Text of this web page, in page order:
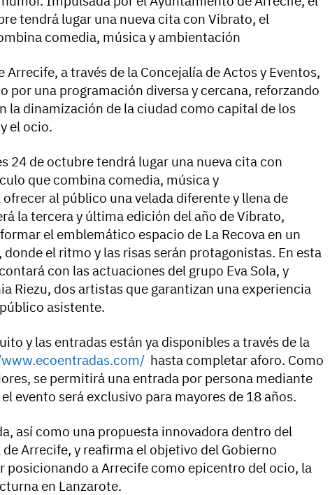
tendrá lugar una nueva cita con Vibrato, el
comedia, música y ambientación
Arrecife, a través de la Concejalía de Actos y Eventos,
por una programación diversa y cercana, reforzando
la dinamización de la ciudad como capital de los
el ocio.
24 de octubre tendrá lugar una nueva cita con
que combina comedia, música y
al público una velada diferente y llena de
la tercera y última edición del año de Vibrato,
el emblemático espacio de La Recova en un
el ritmo y las risas serán protagonistas. En esta
con las actuaciones del grupo Eva Sola, y
Riezu, dos artistas que garantizan una experiencia
asistente.
y las entradas están ya disponibles a través de la
hasta completar aforo. Como
se permitirá una entrada por persona mediante
evento será exclusivo para mayores de 18 años.
así como una propuesta innovadora dentro del
Arrecife, y reafirma el objetivo del Gobierno
posicionando a Arrecife como epicentro del ocio, la
en Lanzarote.